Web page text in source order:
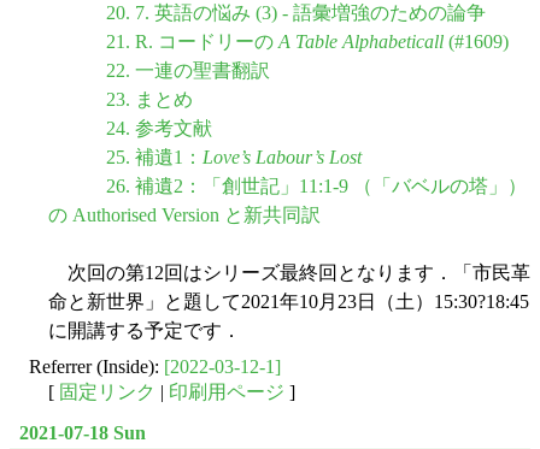
20. 7. 英語の悩み (3) - 語彙増強のための論争
21. R. コードリーの A Table Alphabeticall (#1609)
22. 一連の聖書翻訳
23. まとめ
24. 参考文献
25. 補遺1： Love’s Labour’s Lost
26. 補遺2：「創世記」11:1-9 （「バベルの塔」）
の Authorised Version と新共同訳
次回の第12回はシリーズ最終回となります．「市民革
命と新世界」と題して2021年10月23日（土）15:30?18:45
に開講する予定です．
Referrer (Inside): [2022-03-12-1]
[ 固定リンク | 印刷用ページ ]
2021-07-18 Sun